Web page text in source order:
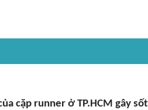
cặp runner ở TP.HCM gây sốt